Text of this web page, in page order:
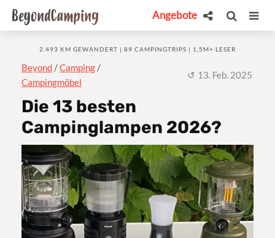
Angebote
Beyond /Camping /
Campingmöbel
2.493 KM GEWANDERT | 89 CAMPINGTRIPS | 1,5M+ LESER
13. Feb. 2025
Die 13 besten
Campinglampen 2026?